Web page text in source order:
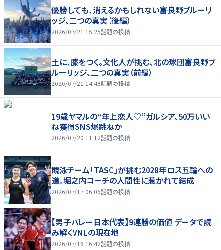
優勝しても、消えるかもしれない――富良野ブルーリ
ッジ、二つの真実（後編）
2026/07/21 15:25話題の投稿
土に、膝をつく。文化人が挑む、北の球団――富良野ブ
ルーリッジ、二つの真実（前編）
2026/07/21 14:48話題の投稿
19歳ヤマルの“年上恋人♡”ガルシア、50万いい
ね獲得SNS爆跳ねか
2026/07/20 11:12話題の投稿
競泳チーム「TASC」が挑む2028年ロス五輪への
道。堀之内コーチの人間性に惹かれて結成
2026/07/17 06:06話題の投稿
【男子バレー日本代表】9連勝の価値 データで読
み解くVNLの現在地
2026/07/16 16:42話題の投稿